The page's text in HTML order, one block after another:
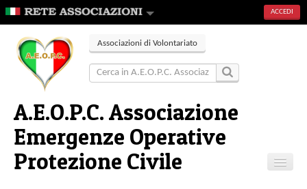
ACCEDI
Associazioni di Volontariato
A.E.O.P.C. Associazione
Emergenze Operative
Protezione Civile